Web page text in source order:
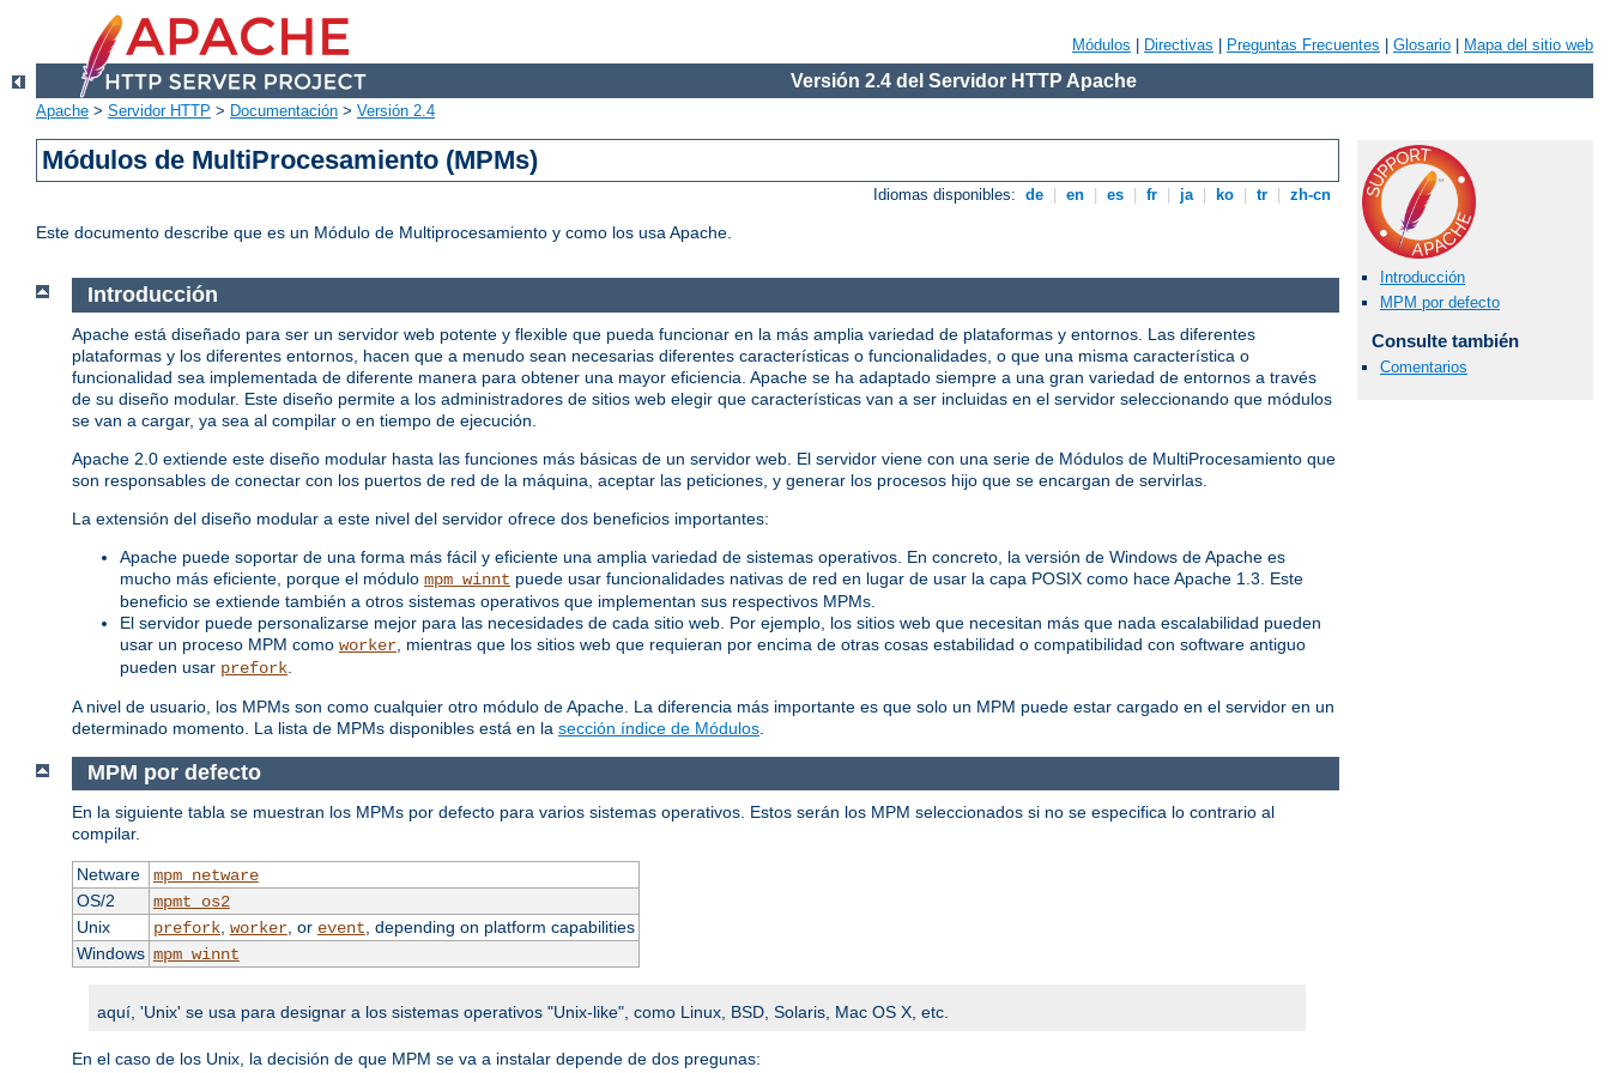
Módulos Directivas Preguntas Frecuentes Glosario Mapa del sitio web
Versión 2.4 del Servidor HTTP Apache
Apache > Servidor HTTP > Documentación > Versión 2.4
Módulos de MultiProcesamiento (MPMs)
Idiomas disponibles: de en es fr ja ko tr zh-cn
Este documento describe que es un Módulo de Multiprocesamiento y como los usa Apache.
Introducción
MPM por defecto
Consulte también
Comentarios
Introducción
Apache está diseñado para ser un servidor web potente y flexible que pueda funcionar en la más amplia variedad de plataformas y entornos. Las diferentes
plataformas y los diferentes entornos, hacen que a menudo sean necesarias diferentes características o funcionalidades, o que una misma característica o
funcionalidad sea implementada de diferente manera para obtener una mayor eficiencia. Apache se ha adaptado siempre a una gran variedad de entornos a través
de su diseño modular. Este diseño permite a los administradores de sitios web elegir que características van a ser incluidas en el servidor seleccionando que módulos
se van a cargar, ya sea al compilar o en tiempo de ejecución.
Apache 2.0 extiende este diseño modular hasta las funciones más básicas de un servidor web. El servidor viene con una serie de Módulos de MultiProcesamiento que
son responsables de conectar con los puertos de red de la máquina, aceptar las peticiones, y generar los procesos hijo que se encargan de servirlas.
La extensión del diseño modular a este nivel del servidor ofrece dos beneficios importantes:
Apache puede soportar de una forma más fácil y eficiente una amplia variedad de sistemas operativos. En concreto, la versión de Windows de Apache es
mucho más eficiente, porque el módulo mpm_winnt puede usar funcionalidades nativas de red en lugar de usar la capa POSIX como hace Apache 1.3. Este
beneficio se extiende también a otros sistemas operativos que implementan sus respectivos MPMs.
El servidor puede personalizarse mejor para las necesidades de cada sitio web. Por ejemplo, los sitios web que necesitan más que nada escalabilidad pueden
usar un proceso MPM como worker , mientras que los sitios web que requieran por encima de otras cosas estabilidad o compatibilidad con software antiguo
pueden usar prefork
A nivel de usuario, los MPMs son como cualquier otro módulo de Apache. La diferencia más importante es que solo un MPM puede estar cargado en el servidor en un
determinado momento. La lista de MPMs disponibles está en la sección índice de Módulos
MPM por defecto
En la siguiente tabla se muestran los MPMs por defecto para varios sistemas operativos. Estos serán los MPM seleccionados si no se especifica lo contrario al
compilar.
Netware
mpm_netware
OS/2
mpmt_os2
Unix
prefork, worker, or event , depending on platform capabilities
Windows mpm_winnt
aquí, 'Unix' se usa para designar a los sistemas operativos "Unix-like", como Linux, BSD, Solaris, Mac OS X, etc.
En el caso de los Unix, la decisión de que MPM se va a instalar depende de dos pregunas: